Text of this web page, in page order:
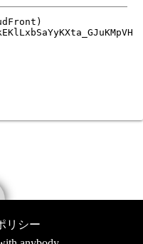
リシー